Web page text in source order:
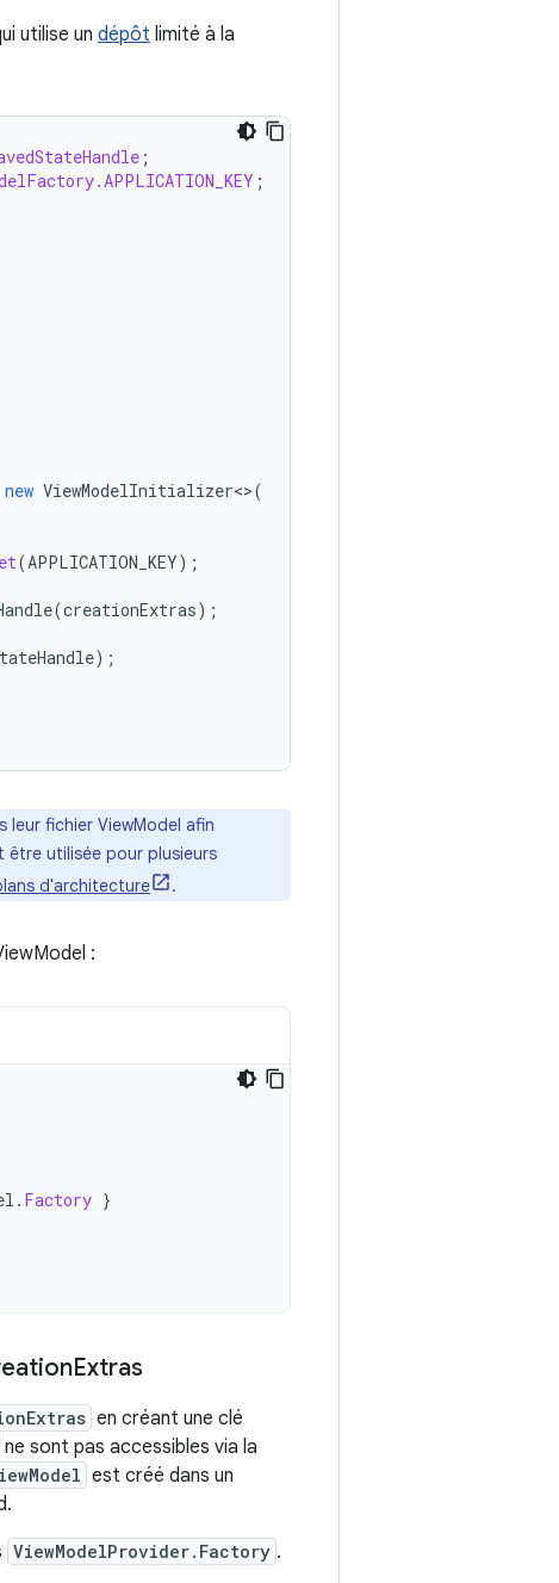
utilise un dépôt limité à la
;
;
new ViewModelInitializer<>(
(APPLICATION_KEY);
(creationExtras);
);
leur fichier ViewModel afin
être utilisée pour plusieurs
d'architecture .
:
. Factory }
Extras
en créant une clé
sont pas accessibles via la
est créé dans un
ViewModelProvider.Factory .